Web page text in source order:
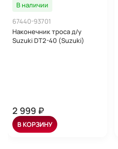
В наличии
67440-93701
Наконечник троса д/у
Suzuki DT2-40 (Suzuki)
2 999 ₽
В КОРЗИНУ